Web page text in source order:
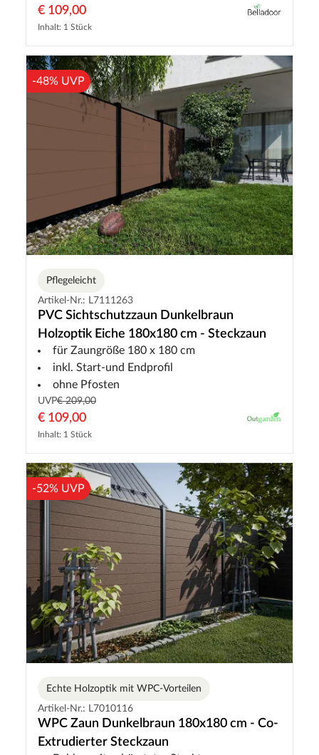
€ 109,00
Inhalt: 1 Stück
-48% UVP
Pflegeleicht
Artikel-Nr.: L7111263
PVC Sichtschutzzaun Dunkelbraun
Holzoptik Eiche 180x180 cm - Steckzaun
für Zaungröße 180 x 180 cm
inkl. Start-und Endprofil
ohne Pfosten
UVP€ 209,00
€ 109,00
Inhalt: 1 Stück
-52% UVP
Echte Holzoptik mit WPC-Vorteilen
Artikel-Nr.: L7010116
WPC Zaun Dunkelbraun 180x180 cm - Co-
Extrudierter Steckzaun